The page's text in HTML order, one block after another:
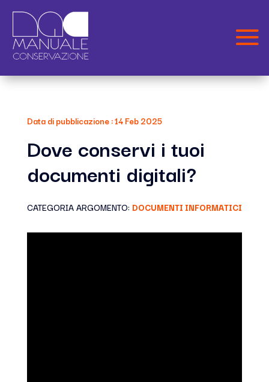
Data di pubblicazione : 14 Feb 2025
Dove conservi i tuoi
documenti digitali?
CATEGORIA ARGOMENTO: DOCUMENTI INFORMATICI